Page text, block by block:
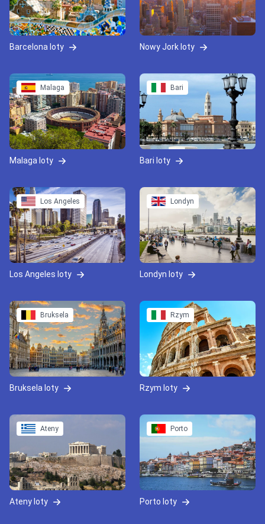
Barcelona loty Nowy Jork loty
Malaga
Malaga loty
Bari
Bari loty
Los Angeles
Los Angeles loty
Londyn
Londyn loty
Bruksela
Bruksela loty
Rzym
Rzym loty
Ateny
Ateny loty
Porto
Porto loty